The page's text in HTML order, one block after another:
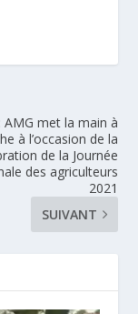
AMG met la main à
à l’occasion de la
de la Journée
des agriculteurs
2021
SUIVANT